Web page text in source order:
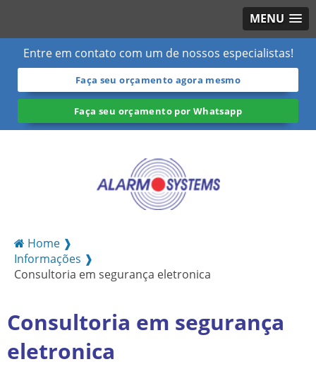
MENU
Entre em contato com um de nossos especialistas!
Faça seu orçamento agora mesmo
Faça seu orçamento por Whatsapp
Home ❱
Informações ❱
Consultoria em segurança eletronica
Consultoria em segurança
eletronica